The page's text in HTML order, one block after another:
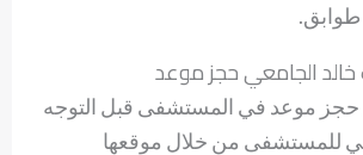
طوابق.
الجامعي حجز موعد
موعد في المستشفى قبل التوجه
للمستشفى من خلال موقعها